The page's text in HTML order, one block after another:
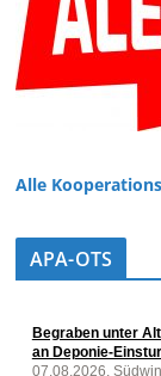
Alle
APA-OTS